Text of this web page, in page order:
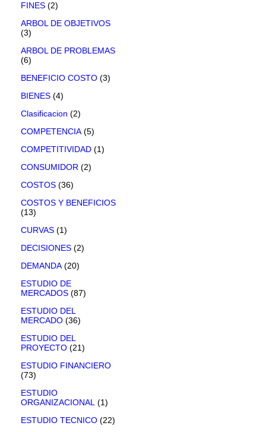
FINES (2)
ARBOL DE OBJETIVOS
(3)
ARBOL DE PROBLEMAS
(6)
BENEFICIO COSTO (3)
BIENES (4)
Clasificacion (2)
COMPETENCIA (5)
COMPETITIVIDAD (1)
CONSUMIDOR (2)
COSTOS (36)
COSTOS Y BENEFICIOS
(13)
CURVAS (1)
DECISIONES (2)
DEMANDA (20)
ESTUDIO DE
MERCADOS (87)
ESTUDIO DEL
MERCADO (36)
ESTUDIO DEL
PROYECTO (21)
ESTUDIO FINANCIERO
(73)
ESTUDIO
ORGANIZACIONAL (1)
ESTUDIO TECNICO (22)